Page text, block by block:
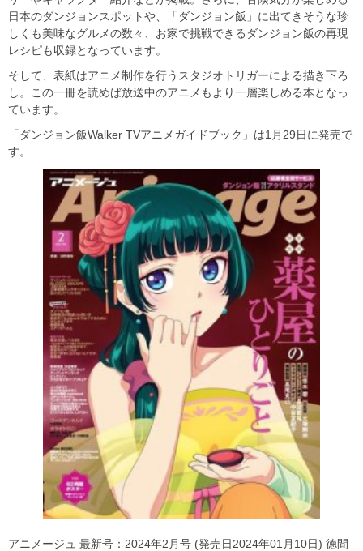
日本のダンジョンスポットや、「ダンジョン飯」に出てきそうな珍
しくも美味なグルメの数々、お家で挑戦できるダンジョン飯の再現
レシピも収録となっています。
そして、表紙はアニメ制作を行うスタジオトリガーによる描き下ろ
し。この一冊を読めば放送中のアニメもより一層楽しめる本となっ
ています。
「ダンジョン飯Walker TVアニメガイドブック」は1月29日に発売で
す。
アニメージュ 最新号：2024年2月号 (発売日2024年01月10日) 徳間